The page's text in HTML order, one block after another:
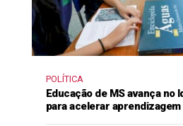
POLÍTICA
Educação de MS avança no
para acelerar aprendizagem